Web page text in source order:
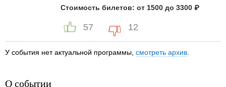
Стоимость билетов: от 1500 до 3300 ₽
57 12
У события нет актуальной программы, смотреть архив
О событии